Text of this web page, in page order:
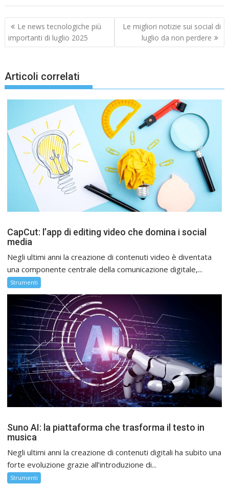
Navigazione
articoli
Le news tecnologiche più
importanti di luglio 2025
Le migliori notizie sui social di
luglio da non perdere
Articoli correlati
CapCut: l’app di editing video che domina i social
media
Negli ultimi anni la creazione di contenuti video è diventata
una componente centrale della comunicazione digitale,...
Strumenti
Suno AI: la piattaforma che trasforma il testo in
musica
Negli ultimi anni la creazione di contenuti digitali ha subito una
forte evoluzione grazie all’introduzione di...
Strumenti